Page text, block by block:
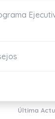
Última